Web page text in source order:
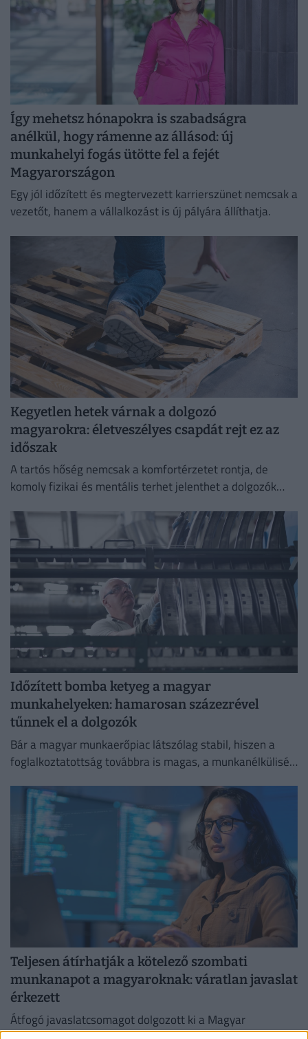
Így mehetsz hónapokra is szabadságra
anélkül, hogy rámenne az állásod: új
munkahelyi fogás ütötte fel a fejét
Magyarországon
Egy jól időzített és megtervezett karrierszünet nemcsak a
vezetőt, hanem a vállalkozást is új pályára állíthatja.
Kegyetlen hetek várnak a dolgozó
magyarokra: életveszélyes csapdát rejt ez az
időszak
A tartós hőség nemcsak a komfortérzetet rontja, de
komoly fizikai és mentális terhet jelenthet a dolgozók
Időzített bomba ketyeg a magyar
munkahelyeken: hamarosan százezrével
tűnnek el a dolgozók
Bár a magyar munkaerőpiac látszólag stabil, hiszen a
foglalkoztatottság továbbra is magas, a munkanélküliség
Teljesen átírhatják a kötelező szombati
munkanapot a magyaroknak: váratlan javaslat
érkezett
Átfogó javaslatcsomagot dolgozott ki a Magyar